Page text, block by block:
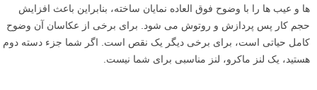
ها و عیب ها را با وضوح فوق العاده نمایان ساخته، بنابراین باعث افزایش
حجم کار پس پردازش و روتوش می شود. برای برخی از عکاسان آن وضوح
کامل حیاتی است، برای برخی دیگر یک نقص است. اگر شما جزء دسته دوم
هستید، یک لنز ماکرو، لنز مناسبی برای شما نیست.